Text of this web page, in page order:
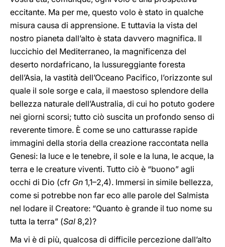
eccitante. Ma per me, questo volo è stato in qualche
misura causa di apprensione. E tuttavia la vista del
nostro pianeta dall’alto è stata davvero magnifica. Il
luccichio del Mediterraneo, la magnificenza del
deserto nordafricano, la lussureggiante foresta
dell’Asia, la vastità dell’Oceano Pacifico, l’orizzonte sul
quale il sole sorge e cala, il maestoso splendore della
bellezza naturale dell’Australia, di cui ho potuto godere
nei giorni scorsi; tutto ciò suscita un profondo senso di
reverente timore. È come se uno catturasse rapide
immagini della storia della creazione raccontata nella
Genesi: la luce e le tenebre, il sole e la luna, le acque, la
terra e le creature viventi. Tutto ciò è “buono” agli
occhi di Dio (cfr Gn 1,1–2,4). Immersi in simile bellezza,
come si potrebbe non far eco alle parole del Salmista
nel lodare il Creatore: “Quanto è grande il tuo nome su
tutta la terra” (Sal 8,2)?
Ma vi è di più, qualcosa di difficile percezione dall’alto